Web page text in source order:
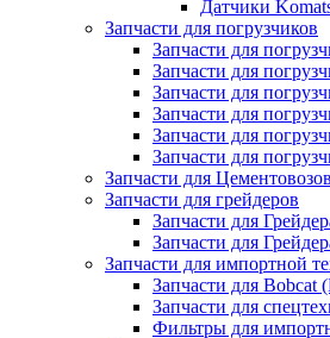
Датчики
Запчасти для погрузчиков
Запчасти для
Запчасти для
Запчасти для
Запчасти для
Запчасти для
Запчасти для
Запчасти для
Запчасти для грейдеров
Запчасти для
Запчасти для
Запчасти для импортной
Запчасти для Bobcat
Запчасти для
Фильтры для